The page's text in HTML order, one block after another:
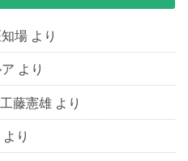
場 より
より
工藤憲雄 より
より